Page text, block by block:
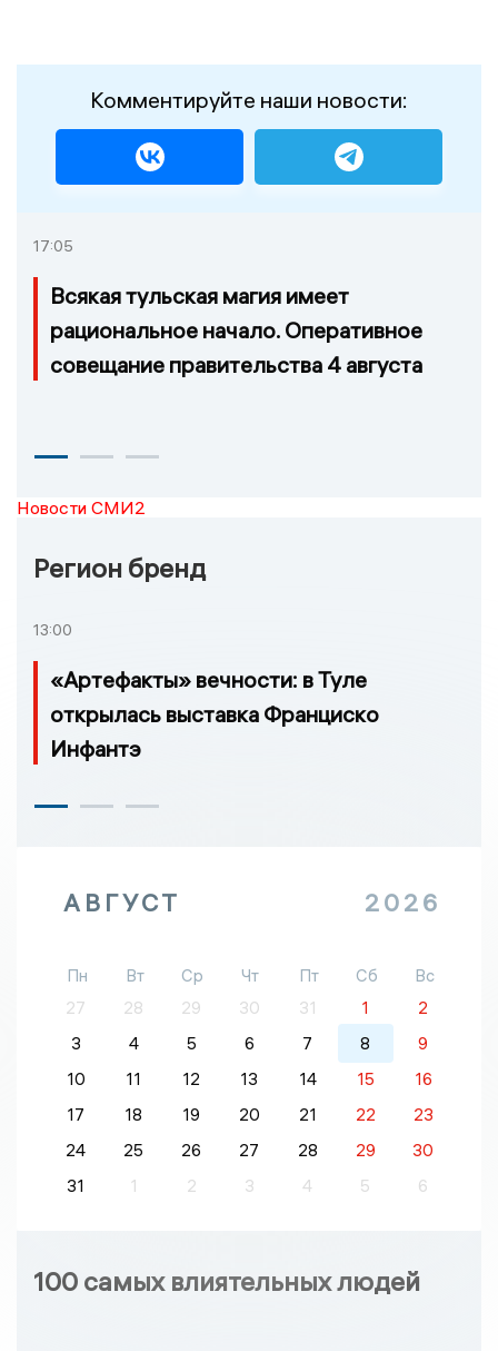
Комментируйте наши новости:
17:05
Всякая тульская магия имеет
рациональное начало. Оперативное
совещание правительства 4 августа
Новости СМИ2
Регион бренд
13:00
«Артефакты» вечности: в Туле
открылась выставка Франциско
Инфантэ
АВГУСТ 2026
Пн Вт Ср Чт Пт Сб
Вс
27
28 29 30 31 1
2
3
4 5 6 7 8
9
10
11 12 13 14 15
16
17
18 19 20 21 22
23
24
25 26 27 28 29
30
31
1 2 3 4 5 6
100 самых влиятельных людей